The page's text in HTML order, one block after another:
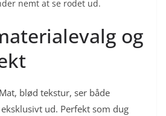
nemt at se rodet ud.
og
Mat, blød tekstur, ser både
ud. Perfekt som dug